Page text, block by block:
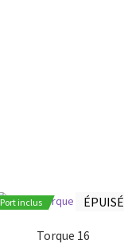
Port inclus ÉPUISÉ
Torque 16